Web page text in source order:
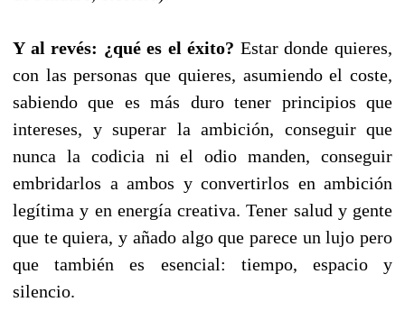
Y al revés: ¿qué es el éxito? Estar donde quieres,
con las personas que quieres, asumiendo el coste,
sabiendo que es más duro tener principios que
intereses, y superar la ambición, conseguir que
nunca la codicia ni el odio manden, conseguir
embridarlos a ambos y convertirlos en ambición
legítima y en energía creativa. Tener salud y gente
que te quiera, y añado algo que parece un lujo pero
que también es esencial: tiempo, espacio y
silencio.